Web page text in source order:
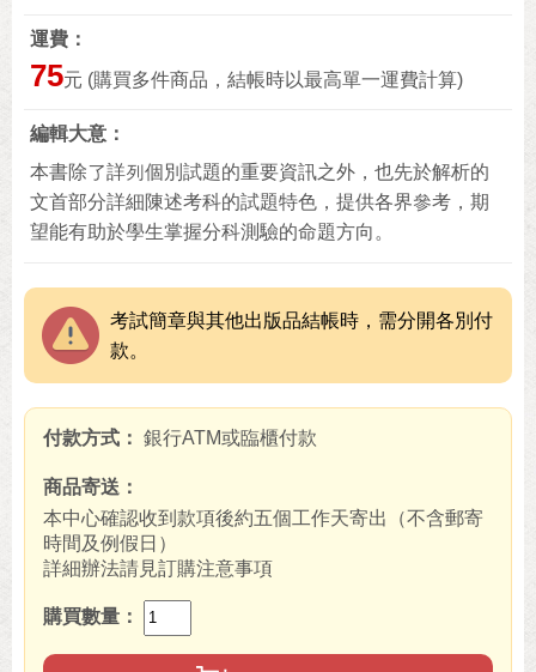
運費
75元 (購買多件商品，結帳時以最高單一運費計算)
編輯大意
本書除了詳列個別試題的重要資訊之外，也先於解析的
文首部分詳細陳述考科的試題特色，提供各界參考，期
望能有助於學生掌握分科測驗的命題方向。
考試簡章與其他出版品結帳時，需分開各別付
款。
付款方式 銀行ATM或臨櫃付款
商品寄送
本中心確認收到款項後約五個工作天寄出（不含郵寄
時間及例假日）
詳細辦法請見訂購注意事項
購買數量